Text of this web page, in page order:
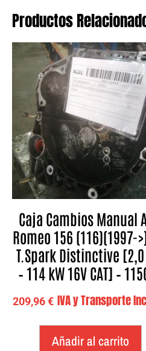
Productos
Caja Cambios Manual
Romeo 156 (116)(1997-
T.Spark Distinctive [2,0
– 114 kW 16V CAT] –
209,96€ IVA y Transporte
Añadir al carrito